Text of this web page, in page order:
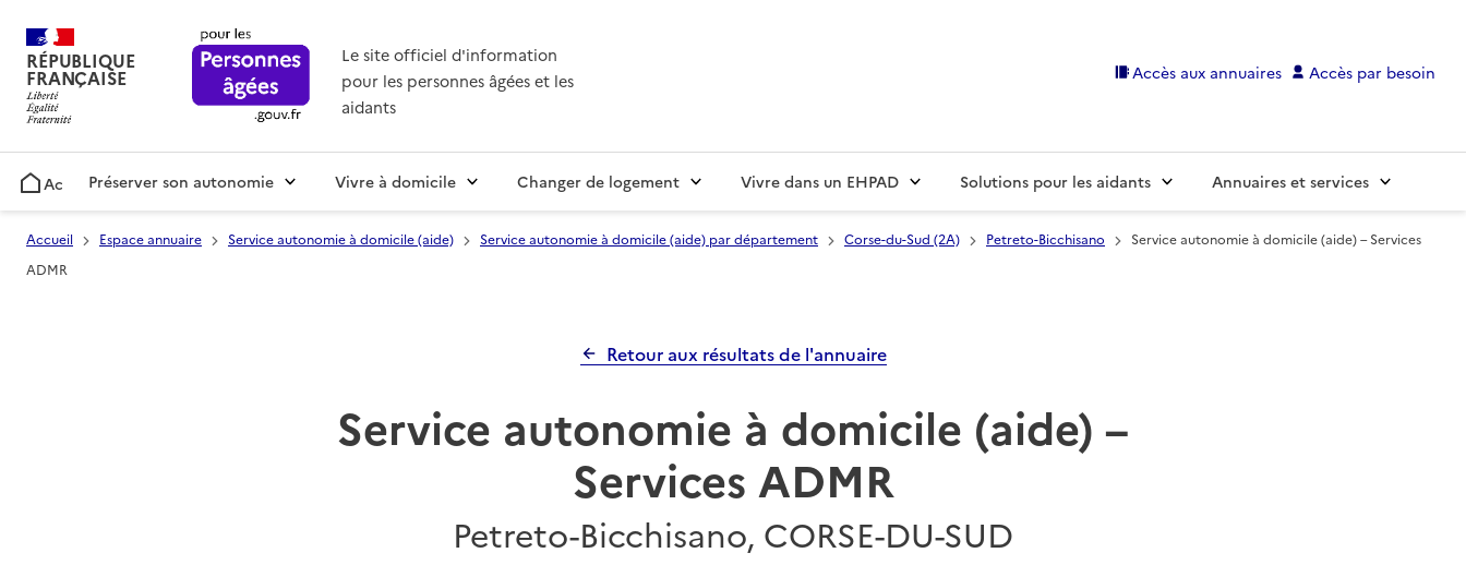
RÉPUBLIQUE
FRANÇAISE
Le site officiel d'information
pour les personnes âgées et les
aidants
Accès aux annuaires Accès par besoin
AccueilPréserver son autonomie Vivre à domicile Changer de logement Vivre dans un EHPAD Solutions pour les aidants Annuaires et services
Accueil Espace annuaire Service autonomie à domicile (aide) Service autonomie à domicile (aide) par département Corse-du-Sud (2A) Petreto-Bicchisano
Service autonomie à domicile (aide) – Services
ADMR
Retour aux résultats de l'annuaire
Service autonomie à domicile (aide) –
Services ADMR
Petreto-Bicchisano, CORSE-DU-SUD